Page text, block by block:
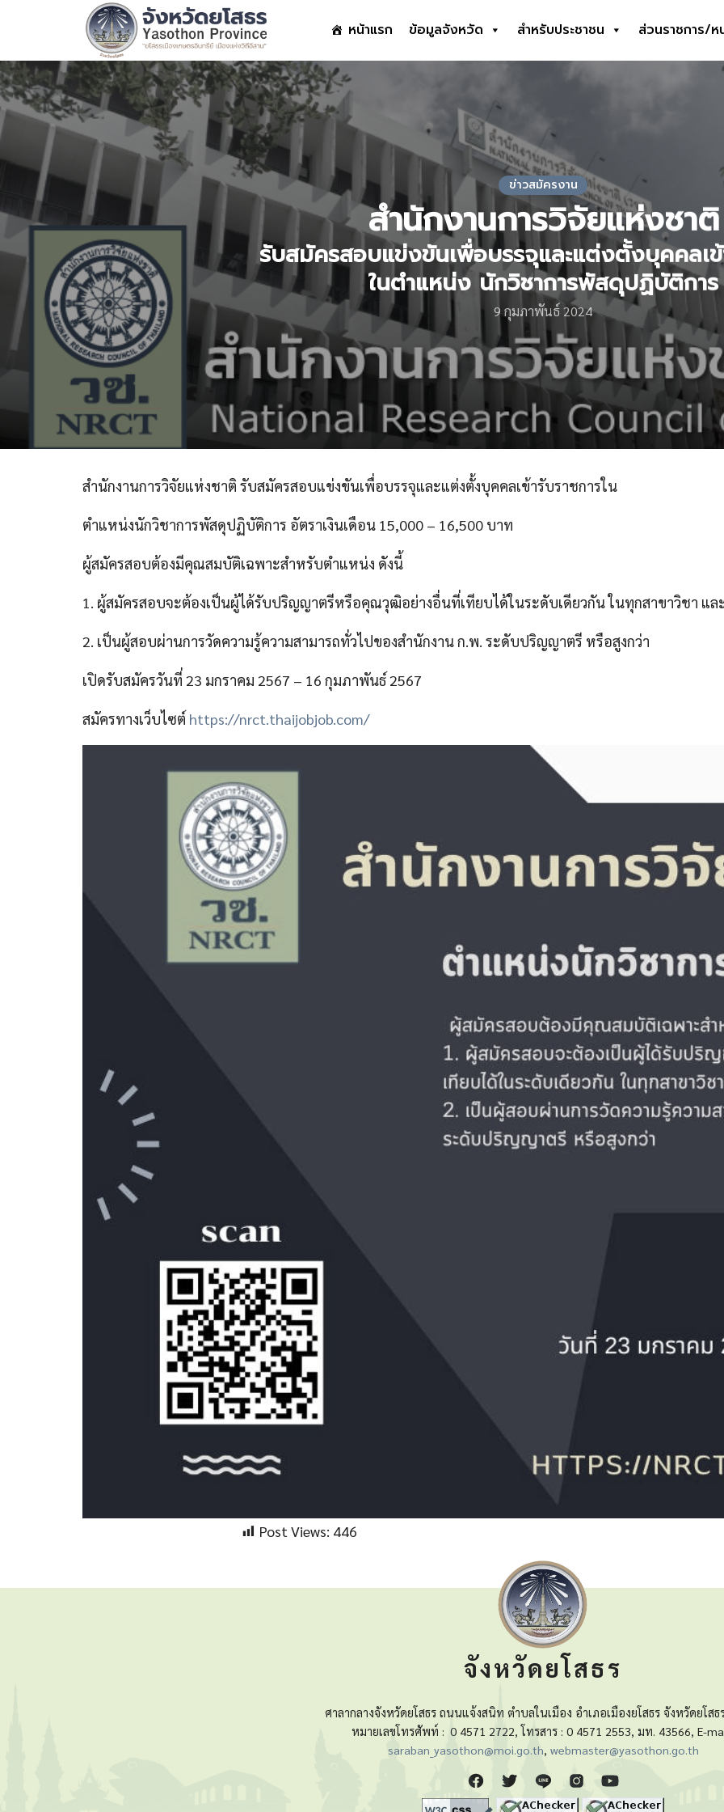
หน้าแรก ข้อมูลจังหวัด สำหรับประชาชน
ส่วนราชการ/
for:
ข่าวสมัครงาน
สำนักงานการวิจัยแห่งชาติ
รับสมัครสอบแข่งขันเพื่อบรรจุและแต่งตั้งบุคคลเข้
ในตำแหน่ง นักวิชาการพัสดุปฏิบัติการ
9 กุมภาพันธ์ 2024
สำนักงานการวิจัยแห่งชาติ รับสมัครสอบแข่งขันเพื่อบรรจุและแต่งตั้งบุคคลเข้ารับราชการใน
ตำแหน่งนักวิชาการพัสดุปฏิบัติการ อัตราเงินเดือน 15,000 – 16,500 บาท
ผู้สมัครสอบต้องมีคุณสมบัติเฉพาะสำหรับตำแหน่ง ดังนี้
1. ผู้สมัครสอบจะต้องเป็นผู้ได้รับปริญญาตรีหรือคุณวุฒิอย่างอื่นที่เทียบได้ในระดับเดียวกัน ในทุกสาขาวิชา แล
2. เป็นผู้สอบผ่านการวัดความรู้ความสามารถทั่วไปของสำนักงาน ก.พ. ระดับปริญญาตรี หรือสูงกว่า
เปิดรับสมัครวันที่ 23 มกราคม 2567 – 16 กุมภาพันธ์ 2567
สมัครทางเว็บไซต์ https://nrct.thaijobjob.com/
Post Views: 446
จังหวัดยโสธร
ศาลากลางจังหวัดยโสธร ถนนแจ้งสนิท ตำบลในเมือง อำเภอเมืองยโสธร จังหวัดยโสธ
หมายเลขโทรศัพท์ : 0 4571 2722, โทรสาร : 0 4571 2553, มท. 43566, E-
saraban_yasothon@moi.go.th, webmaster@yasothon.go.th